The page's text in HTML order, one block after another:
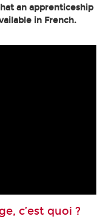
an apprenticeship
in French.
c’est quoi ?